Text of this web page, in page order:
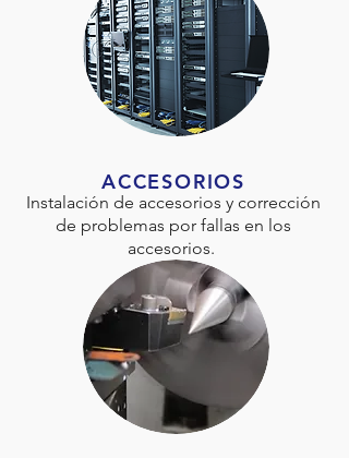
ACCESORIOS
Instalación de accesorios y corrección
de problemas por fallas en los
accesorios.